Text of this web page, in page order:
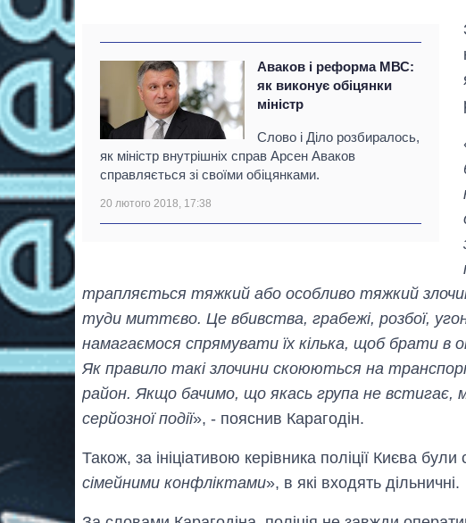
Аваков і реформа МВС:
як виконує обіцянки
міністр
Слово і Діло розбиралось,
як міністр внутрішніх справ Арсен Аваков
справляється зі своїми обіцянками.
20 лютого 2018, 17:38
трапляється тяжкий або особливо тяжкий
туди миттєво. Це вбивства, грабежі, розбої,
намагаємося спрямувати їх кілька, щоб брати в
Як правило такі злочини скоюються на
район. Якщо бачимо, що якась група не
серйозної події», - пояснив Карагодін.
Також, за ініціативою керівника поліції Києва були
сімейними конфліктами», в які входять дільничні.